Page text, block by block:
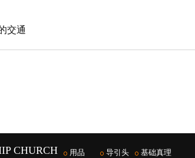
交通
CHURCH
用品
导引头
基础真理